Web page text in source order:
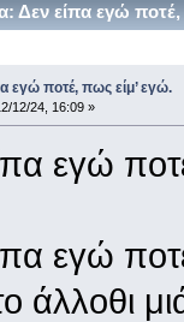
Δεν είπα εγώ
εγώ ποτέ, πως είμ’ εγώ.
12/24, 16:09 »
εγώ
εγώ
άλλοθι